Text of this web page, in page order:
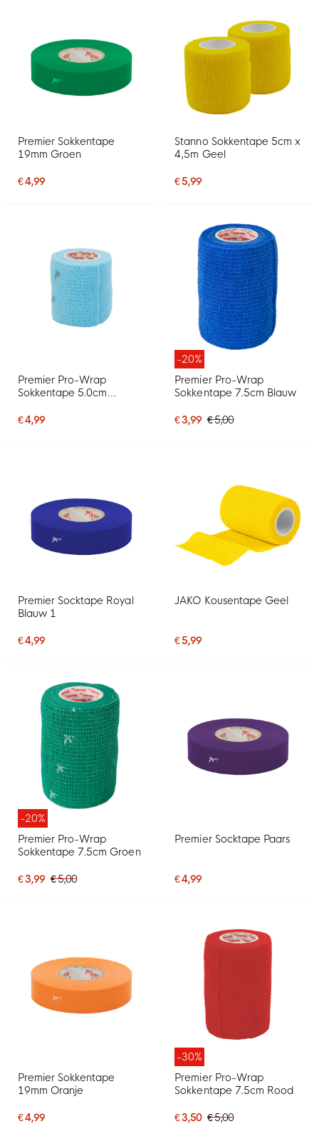
Premier Sokkentape
19mm Groen
€ 4,99
Stanno Sokkentape 5cm x
4,5m Geel
€ 5,99
Premier Pro-Wrap
Sokkentape 5.0cm
€ 4,99
-20%
Premier Pro-Wrap
Sokkentape 7.5cm Blauw
€ 3,99 € 5,00
Premier Socktape Royal
Blauw 1
€ 4,99
JAKO Kousentape Geel
€ 5,99
-20%
Premier Pro-Wrap
Sokkentape 7.5cm Groen
€ 3,99 € 5,00
Premier Socktape Paars
€ 4,99
Premier Sokkentape
19mm Oranje
€ 4,99
-30%
Premier Pro-Wrap
Sokkentape 7.5cm Rood
€ 3,50 € 5,00